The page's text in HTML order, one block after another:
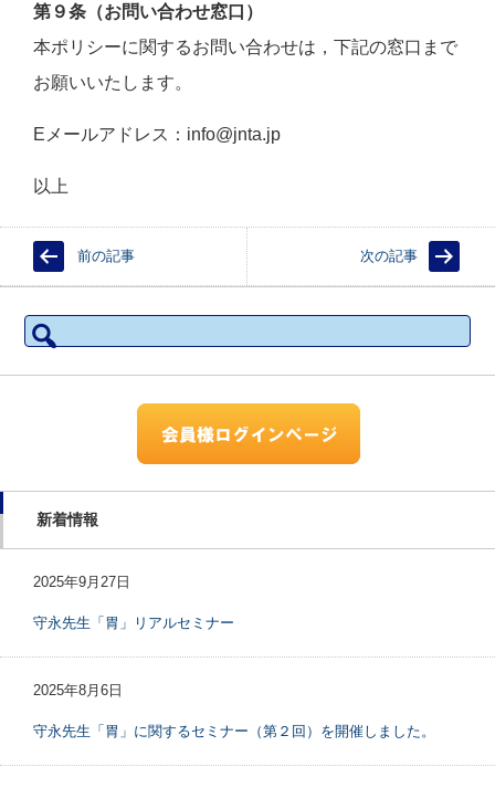
第９条（お問い合わせ窓口）
本ポリシーに関するお問い合わせは，下記の窓口まで
お願いいたします。
Eメールアドレス：info@jnta.jp
以上
前の記事 次の記事
検
索:
新着情報
2025年9月27日
守永先生「胃」リアルセミナー
2025年8月6日
守永先生「胃」に関するセミナー（第２回）を開催しました。